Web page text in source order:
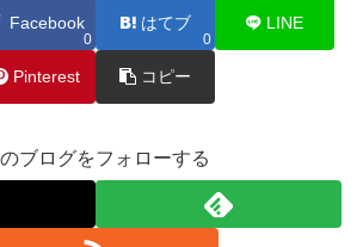
Facebook
0
はてブ
0
LINE
Pinterest コピー
ブログをフォローする